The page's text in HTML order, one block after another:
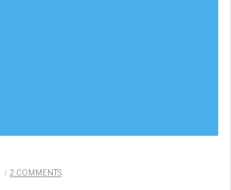
/ 2 COMMENTS